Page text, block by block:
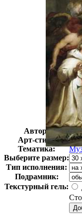
Автор:
Арт-стиль
Тематика:
Выберите размер:
Тип исполнения:
Подрамник:
Текстурный гель: